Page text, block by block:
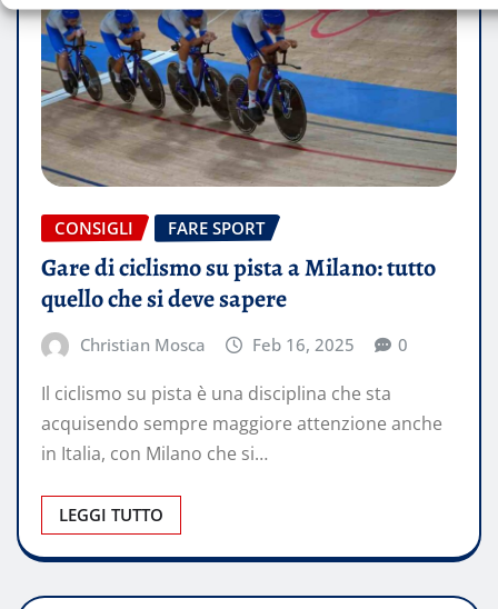
CONSIGLI FARE SPORT
Gare di ciclismo su pista a Milano: tutto
quello che si deve sapere
Christian Mosca Feb 16, 2025 0
Il ciclismo su pista è una disciplina che sta
acquisendo sempre maggiore attenzione anche
in Italia, con Milano che si…
LEGGI TUTTO